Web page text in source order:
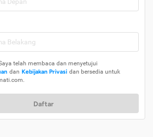
telah membaca dan menyetujui
dan Kebijakan Privasi dan bersedia untuk
Daftar